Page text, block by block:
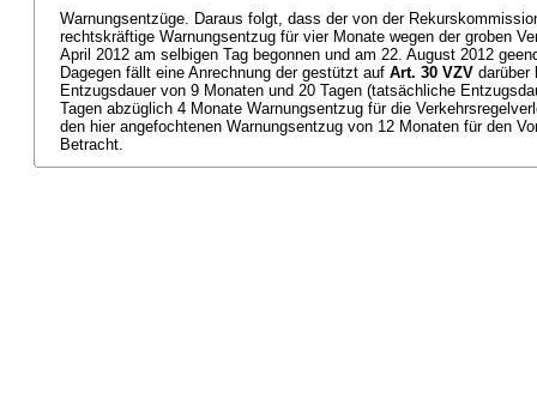
Warnungsentzüge. Daraus folgt, dass der von der
rechtskräftige Warnungsentzug für vier Monate wegen der groben
April 2012 am selbigen Tag begonnen und am 22. August 2012
Dagegen fällt eine Anrechnung der gestützt auf Art. 30 VZV darüber
Entzugsdauer von 9 Monaten und 20 Tagen (tatsächliche
Tagen abzüglich 4 Monate Warnungsentzug für die
den hier angefochtenen Warnungsentzug von 12 Monaten für den
Betracht.